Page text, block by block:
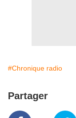
#Chronique radio
Partager